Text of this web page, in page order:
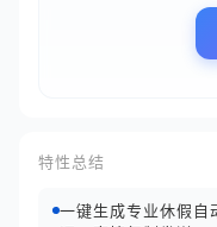
特性总结
一键生成专业休假自